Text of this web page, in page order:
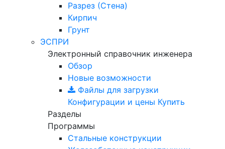
Разрез (Стена)
Кирпич
Грунт
ЭСПРИ
Электронный справочник инженера
Обзор
Новые возможности
Файлы для загрузки
Конфигурации и цены Купить
Разделы
Программы
Стальные конструкции